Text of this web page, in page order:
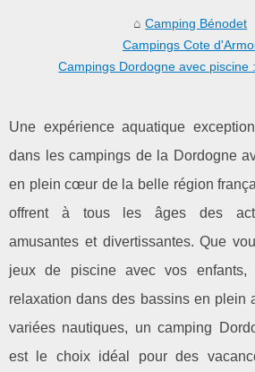
Camping Bénodet
Campings Cote
Campings Dordogne avec piscine :
Une expérience aquatique
dans les campings de la Dordogne
en plein cœur de la belle région
offrent à tous les âges des
amusantes et divertissantes. Que
jeux de piscine avec vos enfants,
relaxation dans des bassins en plein
variées nautiques, un camping
est le choix idéal pour des